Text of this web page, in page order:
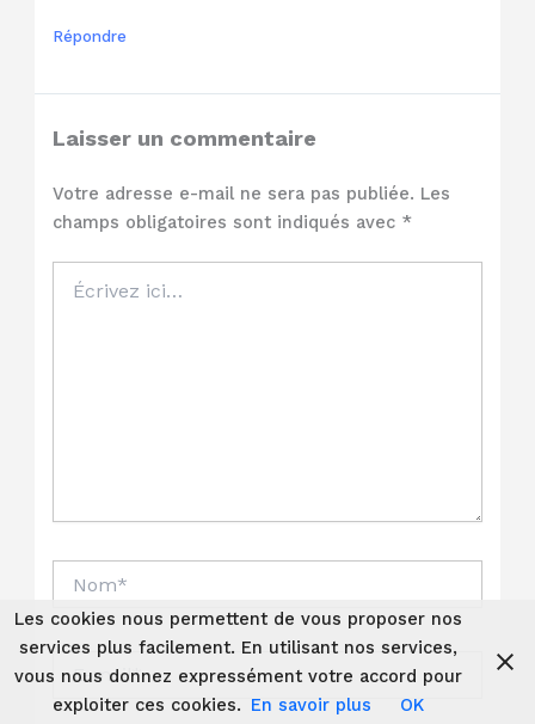
Répondre
Laisser un commentaire
Votre adresse e-mail ne sera pas publiée. Les
champs obligatoires sont indiqués avec *
ici…
mail*
Les cookies nous permettent de vous proposer nos
services plus facilement. En utilisant nos services,
vous nous donnez expressément votre accord pour
exploiter ces cookies. En savoir plus OK